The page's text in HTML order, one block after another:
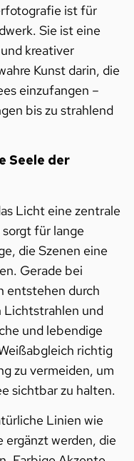
ist für
Sie ist eine
kreativer
Kunst darin, die
einzufangen –
bis zu strahlend
Seele der
Licht eine zentrale
für lange
die Szenen eine
Gerade bei
entstehen durch
Lichtstrahlen und
und lebendige
richtig
zu vermeiden, um
sichtbar zu halten.
Linien wie
ergänzt werden, die